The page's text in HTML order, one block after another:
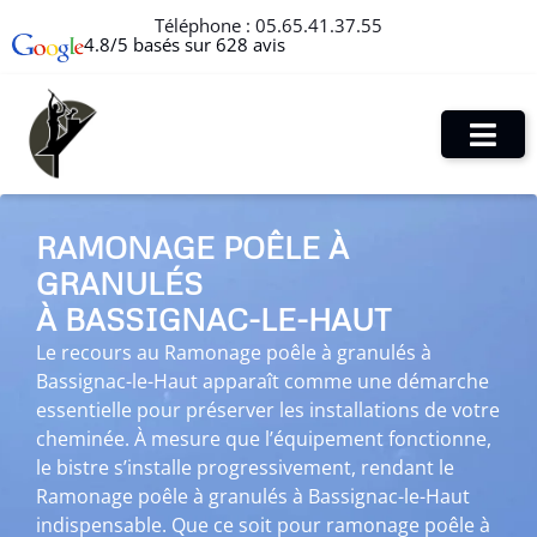
Téléphone : 05.65.41.37.55
4.8/5 basés sur 628 avis
RAMONAGE POÊLE À
GRANULÉS
À BASSIGNAC-LE-HAUT
Le recours au Ramonage poêle à granulés à
Bassignac-le-Haut apparaît comme une démarche
essentielle pour préserver les installations de votre
cheminée. À mesure que l’équipement fonctionne,
le bistre s’installe progressivement, rendant le
Ramonage poêle à granulés à Bassignac-le-Haut
indispensable. Que ce soit pour ramonage poêle à